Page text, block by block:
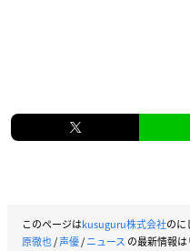
このページはkusuguru株式会社のに
原徹也/声優/ニュース の最新情報は